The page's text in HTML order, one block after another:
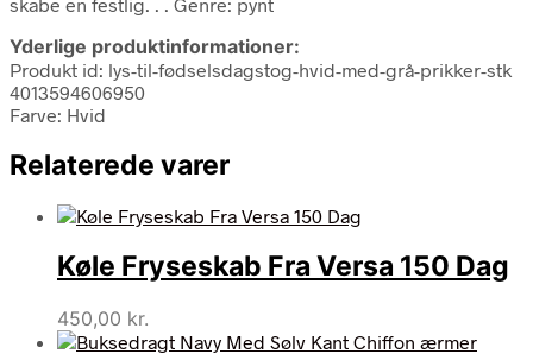
Yderlige produktinformationer:
Produkt id: lys-til-fødselsdagstog-hvid-med-grå-prikker-stk
4013594606950
Farve: Hvid
Relaterede varer
Køle Fryseskab Fra Versa 150 Dag
450,00 kr.